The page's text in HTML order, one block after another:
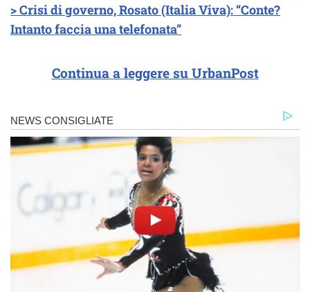
> Crisi di governo, Rosato (Italia Viva): “Conte?
Intanto faccia una telefonata”
Continua a leggere su UrbanPost